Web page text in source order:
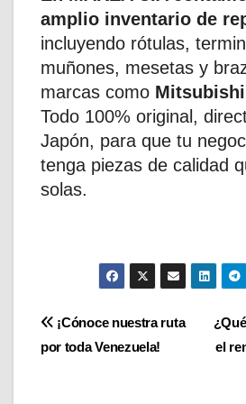
amplio inventario de
incluyendo rótulas,
muñones, mesetas y
marcas como
Todo 100% original,
Japón, para que tu
tenga piezas de calidad
solas.
Navegación
de
el
¡Cónoce nuestra ruta
por toda Venezuela!